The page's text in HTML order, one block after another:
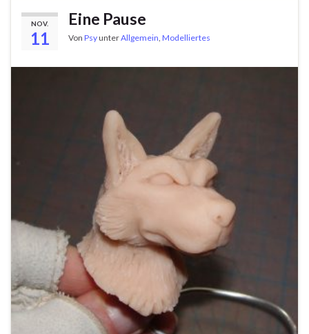
NOV.
11
Eine Pause
Von PsyunterAllgemein, Modelliertes